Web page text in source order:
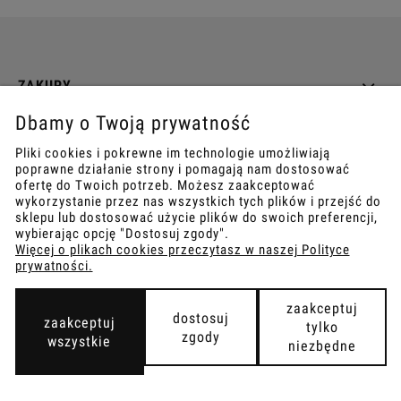
ZAKUPY
INFO
REGULAMINY
COPYRIGHT © 2021
TEMPISH.WYKONANIE:BOMBARDIER.PRO
Dbamy o Twoją prywatność
Pliki cookies i pokrewne im technologie umożliwiają
poprawne działanie strony i pomagają nam dostosować
ofertę do Twoich potrzeb. Możesz zaakceptować
wykorzystanie przez nas wszystkich tych plików i przejść do
sklepu lub dostosować użycie plików do swoich preferencji,
wybierając opcję "Dostosuj zgody".
Więcej o plikach cookies przeczytasz w naszej Polityce
prywatności.
zaakceptuj
tylko
niezbędne
dostosuj
zgody
zaakceptuj
wszystkie